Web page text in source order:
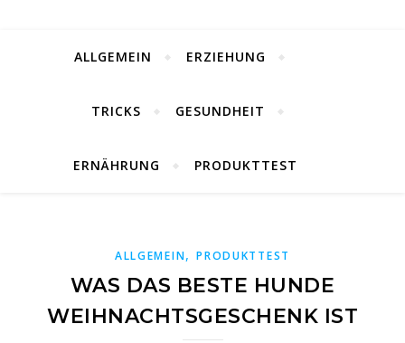
ALLGEMEIN ERZIEHUNG
TRICKS GESUNDHEIT
ERNÄHRUNG PRODUKTTEST
ALLGEMEIN,PRODUKTTEST
WAS DAS BESTE HUNDE
WEIHNACHTSGESCHENK IST